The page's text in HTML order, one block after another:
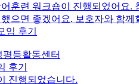
훈련 워크숍이 진행되었어요.
으면 좋겠어요. 보호자와 함
평등활동센터
후기
진행되었습니다.